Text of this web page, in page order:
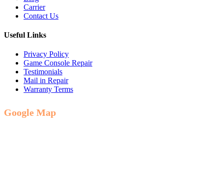
Carrier
Contact Us
Useful Links
Privacy Policy
Game Console Repair
Testimonials
Mail in Repair
Warranty Terms
Google Map